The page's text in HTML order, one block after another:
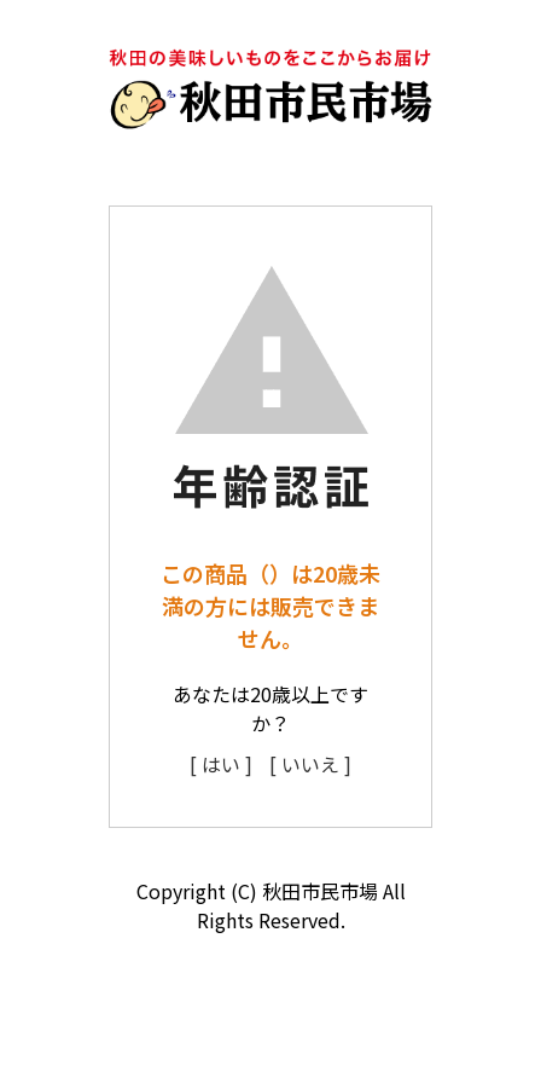
この商品（）は20歳未
満の方には販売できま
せん。
あなたは20歳以上です
か？
[ はい ]
[ いいえ ]
Copyright (C) 秋田市民市場 All
Rights Reserved.